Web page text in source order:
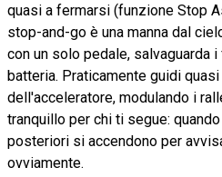
quasi a fermarsi (funzione Stop
stop-and-go è una manna dal
con un solo pedale, salvaguarda
batteria. Praticamente guidi
dell'acceleratore, modulando i
tranquillo per chi ti segue:
posteriori si accendono per
ovviamente.